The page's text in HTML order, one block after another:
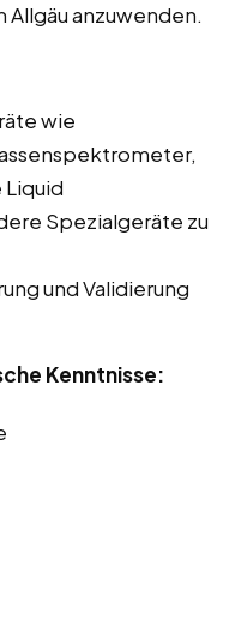
anzuwenden.
wie
Spezialgeräte zu
und Validierung
Kenntnisse: